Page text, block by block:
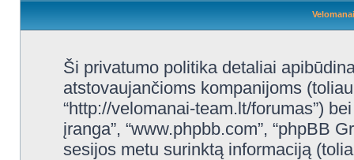
Ši privatumo politika detaliai
atstovaujančioms kompanijoms (toliau
“http://velomanai-team.lt/forumas”)
įranga”, “www.phpbb.com”, “phpBB
sesijos metu surinktą informaciją